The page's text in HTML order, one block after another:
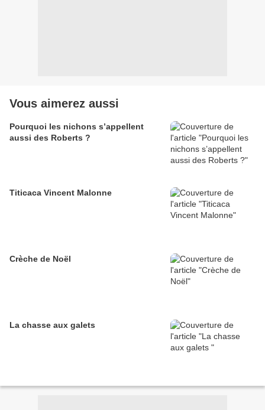
Vous aimerez aussi
Pourquoi les nichons s’appellent
aussi des Roberts ?
Titicaca Vincent Malonne
Crèche de Noël
La chasse aux galets